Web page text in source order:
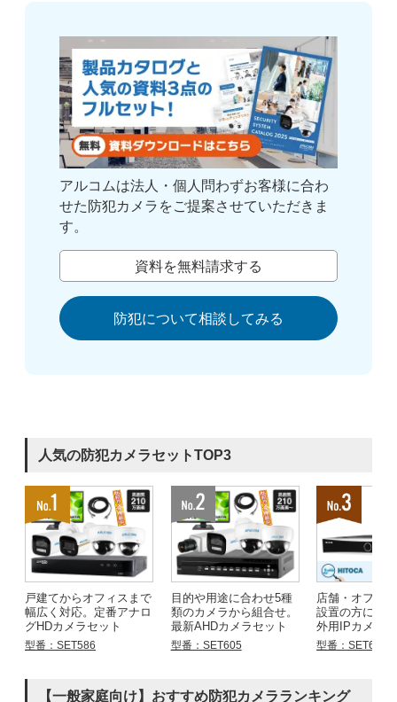
アルコムは法人・個人問わずお客様に合わ
せた防犯カメラをご提案させていただきま
す。
資料を無料請求する
防犯について相談してみる
人気の防犯カメラセットTOP3
戸建てからオフィスまで
幅広く対応。定番アナロ
グHDカメラセット
型番：SET586
目的や用途に合わせ5種
類のカメラから組合せ。
最新AHDカメラセット
型番：SET605
店舗・オフィ
設置の方にお
外用IPカメラ
型番：SET683
【一般家庭向け】おすすめ防犯カメラランキング